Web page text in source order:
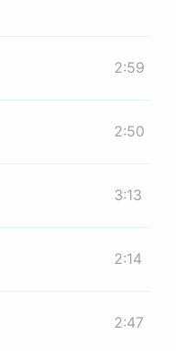
2:59
2:50
3:13
2:14
2:47